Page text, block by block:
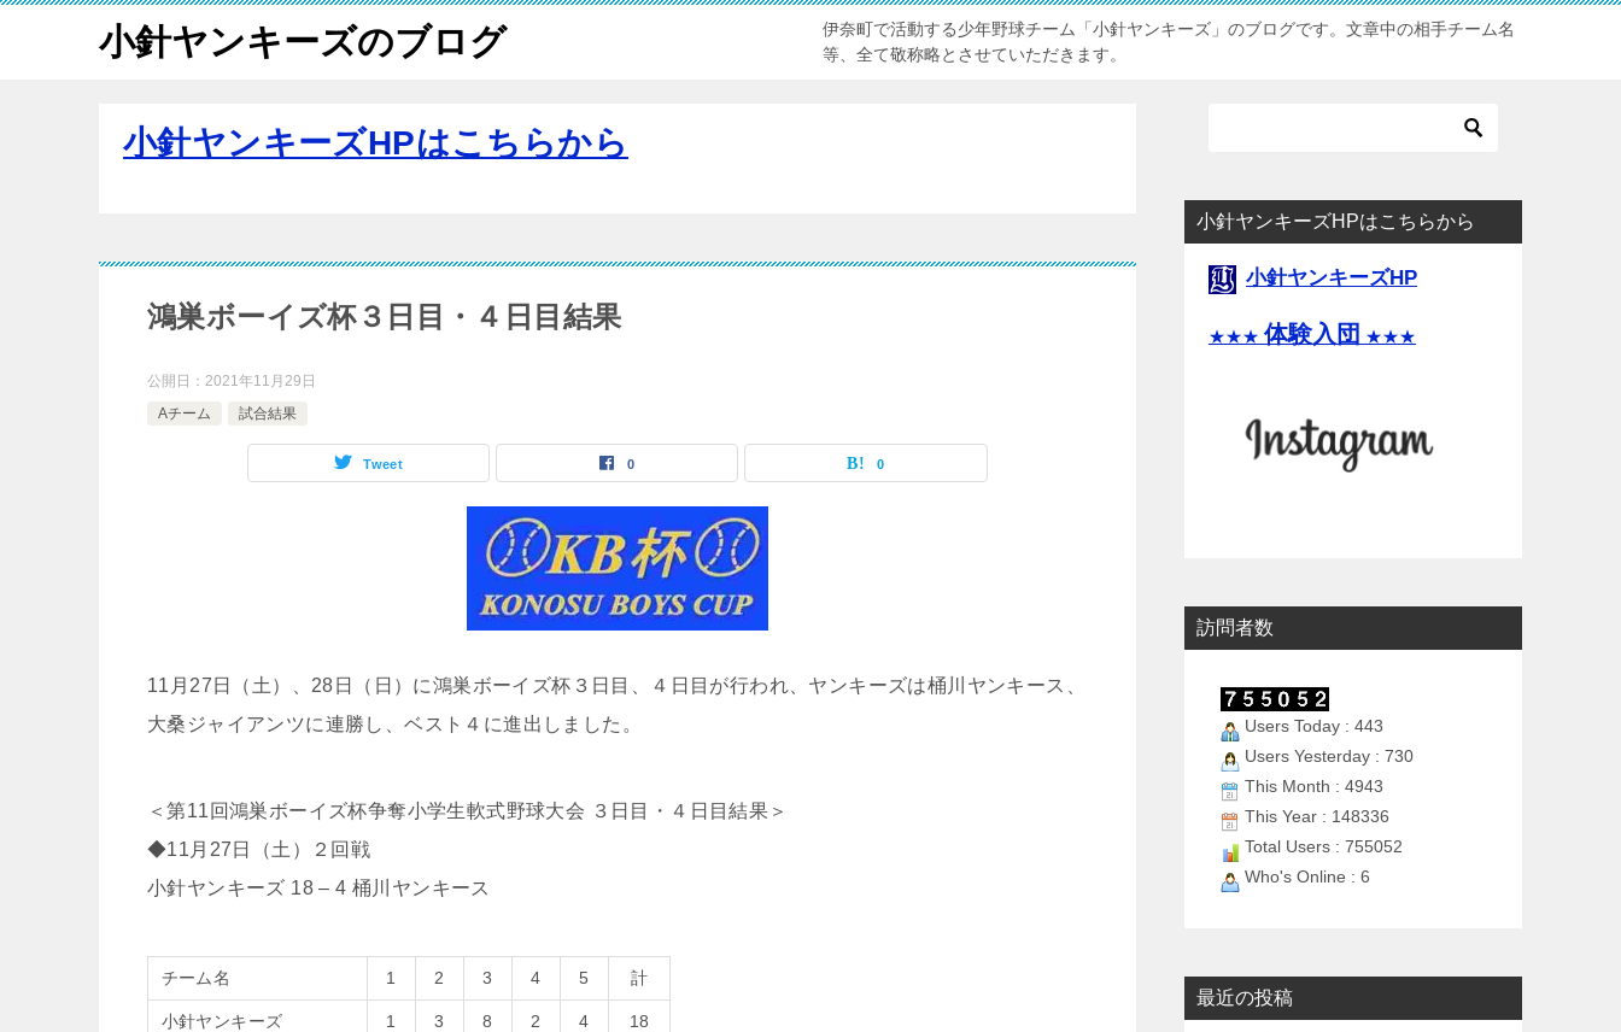
小針ヤンキーズのブログ
伊奈町で活動する少年野球チーム「小針ヤンキーズ」のブログです。文章中の相手チーム名
等、全て敬称略とさせていただきます。
小針ヤンキーズHPはこちらから
鴻巣ボーイズ杯３日目・４日目結果
公開日： 2021年11月29日
Aチーム
試合結果
Tweet 0 0
11月27日（土）、28日（日）に鴻巣ボーイズ杯３日目、４日目が行われ、ヤンキーズは桶川ヤンキース、
大桑ジャイアンツに連勝し、ベスト４に進出しました。
＜第11回鴻巣ボーイズ杯争奪小学生軟式野球大会 ３日目・４日目結果＞
◆11月27日（土）２回戦
小針ヤンキーズ 18 – 4 桶川ヤンキース
チーム名 1 2 3 4 5 計
小針ヤンキーズ 1 3 8 2 4 18
小針ヤンキーズHPはこちらから
小針ヤンキーズHP
★★★ 体験入団 ★★★
訪問者数
Users Today : 443
Users Yesterday : 730
This Month : 4943
This Year : 148336
Total Users : 755052
Who's Online : 6
最近の投稿